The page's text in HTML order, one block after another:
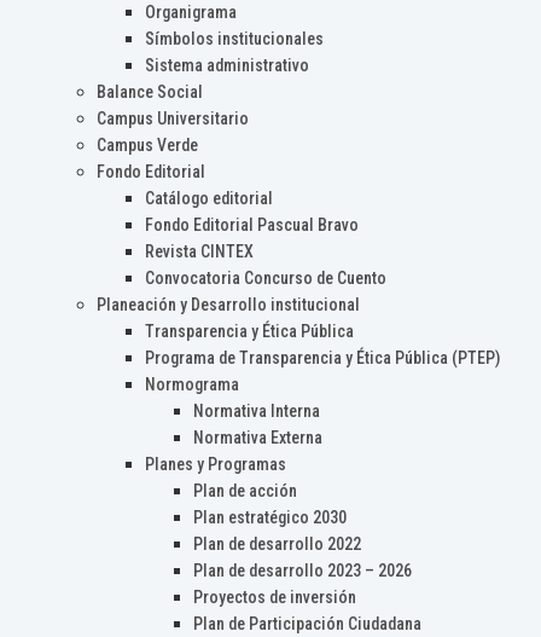
Organigrama
Símbolos institucionales
Sistema administrativo
Balance Social
Campus Universitario
Campus Verde
Fondo Editorial
Catálogo editorial
Fondo Editorial Pascual Bravo
Revista CINTEX
Convocatoria Concurso de Cuento
Planeación y Desarrollo institucional
Transparencia y Ética Pública
Programa de Transparencia y Ética Pública (PTEP)
Normograma
Normativa Interna
Normativa Externa
Planes y Programas
Plan de acción
Plan estratégico 2030
Plan de desarrollo 2022
Plan de desarrollo 2023 – 2026
Proyectos de inversión
Plan de Participación Ciudadana